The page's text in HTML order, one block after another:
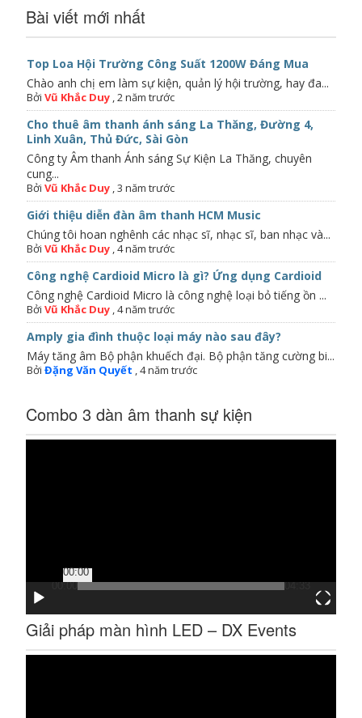
Bài viết mới nhất
Top Loa Hội Trường Công Suất 1200W Đáng Mua
Chào anh chị em làm sự kiện, quản lý hội trường, hay đa...
Bởi Vũ Khắc Duy ,2 năm trước
Cho thuê âm thanh ánh sáng La Thăng, Đường 4,
Linh Xuân, Thủ Đức, Sài Gòn
Công ty Âm thanh Ánh sáng Sự Kiện La Thăng, chuyên
cung...
Bởi Vũ Khắc Duy ,3 năm trước
Giới thiệu diễn đàn âm thanh HCM Music
Chúng tôi hoan nghênh các nhạc sĩ, nhạc sĩ, ban nhạc và...
Bởi Vũ Khắc Duy ,4 năm trước
Công nghệ Cardioid Micro là gì? Ứng dụng Cardioid
Công nghệ Cardioid Micro là công nghệ loại bỏ tiếng ồn ...
Bởi Vũ Khắc Duy ,4 năm trước
Amply gia đình thuộc loại máy nào sau đây?
Máy tăng âm Bộ phận khuếch đại. Bộ phận tăng cường bi...
Bởi Đặng Văn Quyết ,4 năm trước
Combo 3 dàn âm thanh sự kiện
00:00
00:00
04:33
Giải pháp màn hình LED – DX Events